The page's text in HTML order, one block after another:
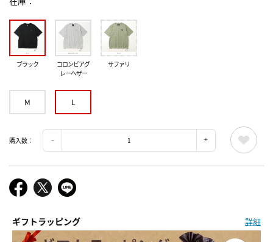
ブラック
コロンビアグ
レーヘザー
サファリ
M L
購入数：
ギフトラッピング 詳細